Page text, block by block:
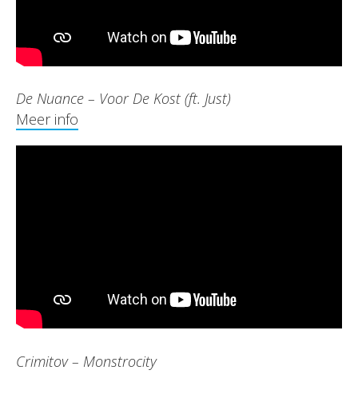
De Nuance – Voor De Kost (ft. Just)
Meer info
Crimitov – Monstrocity